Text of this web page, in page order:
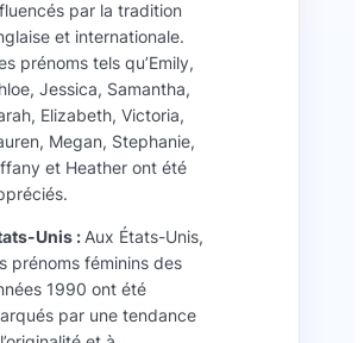
par la tradition
et internationale.
prénoms tels qu’Emily,
Jessica, Samantha,
Elizabeth, Victoria,
Megan, Stephanie,
et Heather ont été
Unis : Aux États-Unis,
prénoms féminins des
1990 ont été
par une tendance